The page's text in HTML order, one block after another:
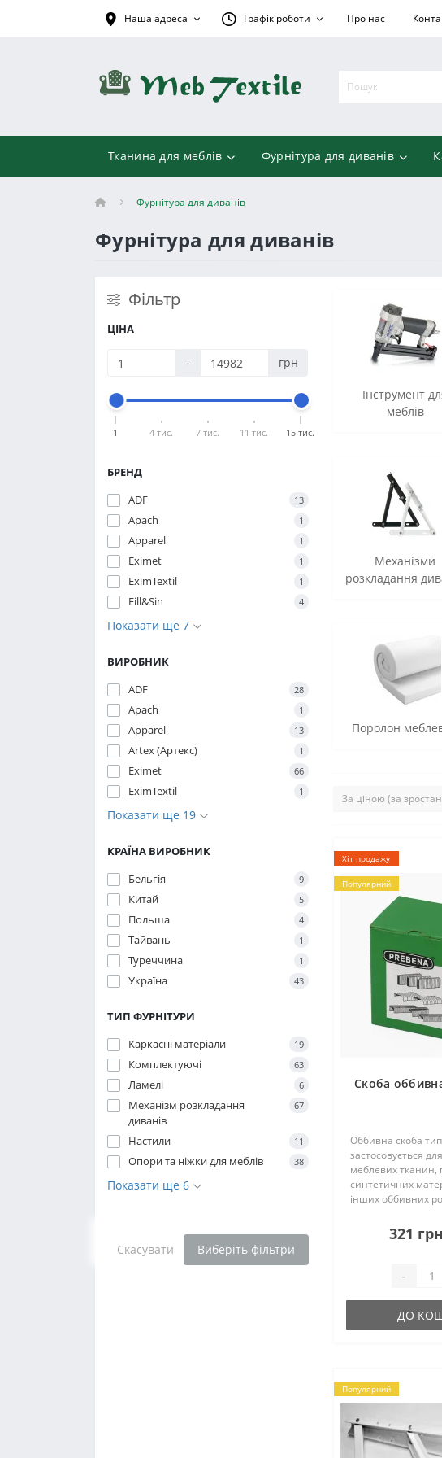
Наша адреса Графік роботи Про нас
Тканина для меблів Фурнітура для диванів
Фурнітура для диванів
Фурнітура для диванів
Фільтр
ЦІНА
- грн
1 4 тис. 7 тис. 11 тис. 15 тис.
БРЕНД
ADF
13
Apach 1
Apparel 1
Eximet 1
EximTextil 1
Fill&Sin 4
Показати ще 7
ВИРОБНИК
ADF
28
Apach 1
Apparel 13
Artex (Артекс) 1
Eximet 66
EximTextil 1
Показати ще 19
КРАЇНА ВИРОБНИК
Бельгія
9
Китай 5
Польша 4
Тайвань 1
Туреччина 1
Україна 43
ТИП ФУРНІТУРИ
Каркасні матеріали
19
Комплектуючі 63
Ламелі 6
Механізм розкладання
диванів
67
Настили 11
Опори та ніжки для меблів 38
Показати ще 6
Скасувати Виберіть фільтри
Інструмент
меблів
Механізми
розкладання
Поролон
Хіт продажу
Популярний
Скоба
Оббивна скоба
застосовується для
меблевих тканин,
синтетичних
інших оббивних
Продається
ящиками, в 1
321
-
ДО
Популярний